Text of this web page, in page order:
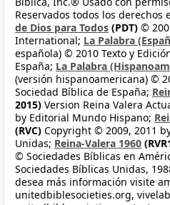
Reservados todos los derechos
de Dios para Todos (PDT) ©
International; La Palabra
española) © 2010 Texto y
España; La Palabra
(versión hispanoamericana) ©
Sociedad Bíblica de España;
2015) Version Reina Valera
by Editorial Mundo Hispano;
(RVC) Copyright © 2009, 2011
Unidas; Reina-Valera 1960
© Sociedades Bíblicas en
Sociedades Bíblicas Unidas,
desea más información visite
unitedbiblesocieties.org,